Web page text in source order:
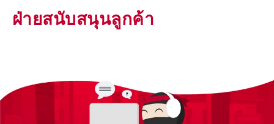
ฝ่ายสนับสนุนลูกค้า